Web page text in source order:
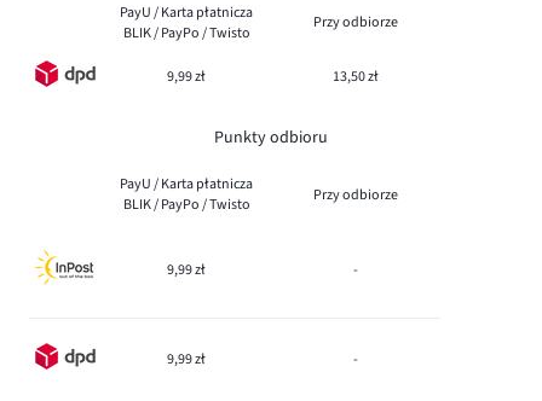
PayU / Karta płatnicza
BLIK / PayPo / Twisto
Przy odbiorze
9,99 zł 13,50 zł
Punkty odbioru
PayU / Karta płatnicza
BLIK / PayPo / Twisto
Przy odbiorze
9,99 zł -
9,99 zł -